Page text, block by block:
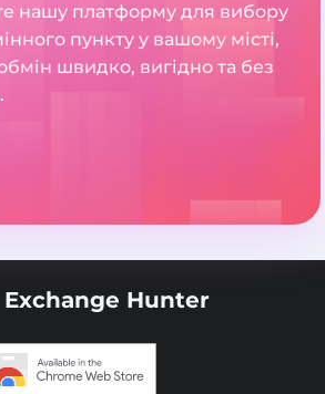
нашу платформу для вибору
пункту у вашому місті,
швидко, вигідно та без
Exchange Hunter